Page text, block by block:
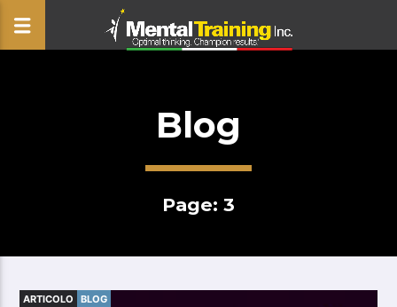
Blog
Page: 3
ARTICOLO BLOG